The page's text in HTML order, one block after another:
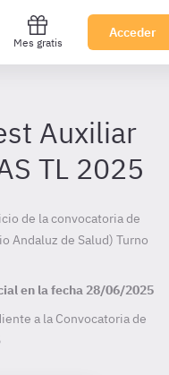
Mes gratis
Acceder
Auxiliar
TL 2025
de la convocatoria de
Andaluz de Salud) Turno
en la fecha 28/06/2025
a la Convocatoria de